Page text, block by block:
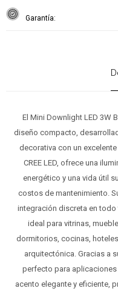
Garantía
El Mini Downlight LED 3W
diseño compacto,
decorativa con un
CREE LED, ofrece una
energético y una vida útil
costos de mantenimiento.
integración discreta en
ideal para vitrinas,
dormitorios, cocinas,
arquitectónica. Gracias a
perfecto para
acento elegante y eficiente,